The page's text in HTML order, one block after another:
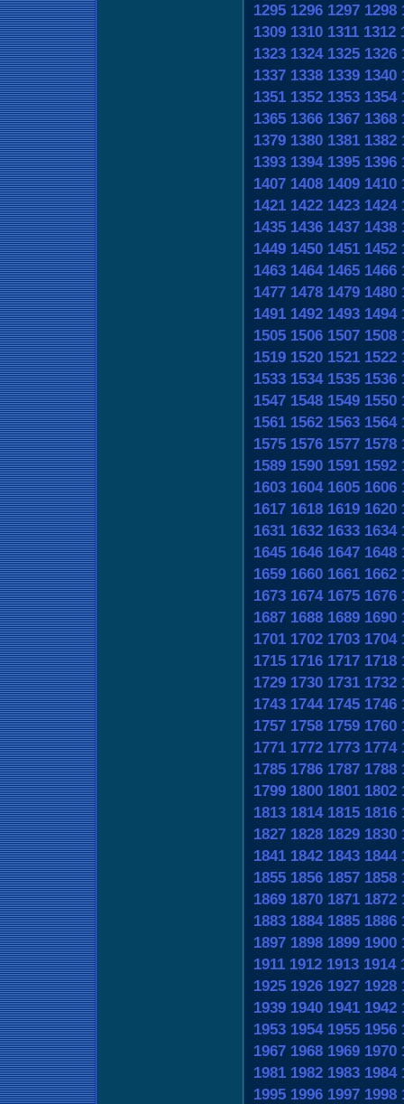
1295 1296 1297 1298
1309 1310 1311 1312
1323 1324 1325 1326
1337 1338 1339 1340
1351 1352 1353 1354
1365 1366 1367 1368
1379 1380 1381 1382
1393 1394 1395 1396
1407 1408 1409 1410
1421 1422 1423 1424
1435 1436 1437 1438
1449 1450 1451 1452
1463 1464 1465 1466
1477 1478 1479 1480
1491 1492 1493 1494
1505 1506 1507 1508
1519 1520 1521 1522
1533 1534 1535 1536
1547 1548 1549 1550
1561 1562 1563 1564
1575 1576 1577 1578
1589 1590 1591 1592
1603 1604 1605 1606
1617 1618 1619 1620
1631 1632 1633 1634
1645 1646 1647 1648
1659 1660 1661 1662
1673 1674 1675 1676
1687 1688 1689 1690
1701 1702 1703 1704
1715 1716 1717 1718
1729 1730 1731 1732
1743 1744 1745 1746
1757 1758 1759 1760
1771 1772 1773 1774
1785 1786 1787 1788
1799 1800 1801 1802
1813 1814 1815 1816
1827 1828 1829 1830
1841 1842 1843 1844
1855 1856 1857 1858
1869 1870 1871 1872
1883 1884 1885 1886
1897 1898 1899 1900
1911 1912 1913 1914
1925 1926 1927 1928
1939 1940 1941 1942
1953 1954 1955 1956
1967 1968 1969 1970
1981 1982 1983 1984
1995 1996 1997 1998